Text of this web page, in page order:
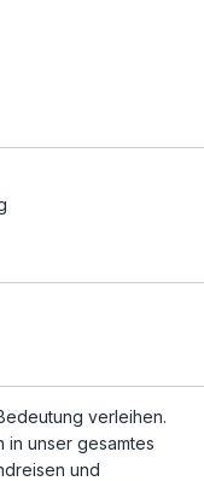
verleihen.
unser gesamtes
und